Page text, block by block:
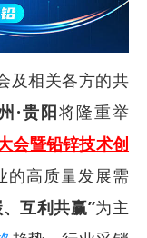
及相关各方的共
·贵阳将隆重举
会暨铅锌技术创
的高质量发展需
互利共赢”为主